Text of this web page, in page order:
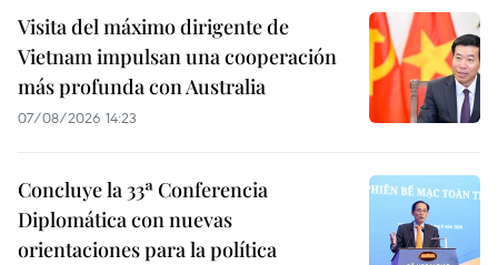
Visita del máximo dirigente de
Vietnam impulsan una cooperación
más profunda con Australia
07/08/2026 14:23
Concluye la 33ª Conferencia
Diplomática con nuevas
orientaciones para la política